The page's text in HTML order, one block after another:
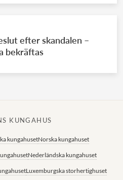
efter skandalen –
bekräftas
KUNGAHUS
kungahusetNorska kungahuset
Nederländska kungahuset
Luxemburgska storhertighuset